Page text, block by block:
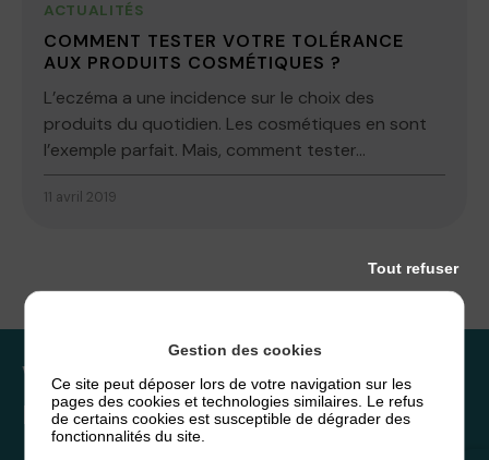
ACTUALITÉS
COMMENT TESTER VOTRE TOLÉRANCE
AUX PRODUITS COSMÉTIQUES ?
L’eczéma a une incidence sur le choix des
produits du quotidien. Les cosmétiques en sont
l’exemple parfait. Mais, comment tester...
11 avril 2019
Vous souhaitez rejoindre
l’association ou faire un don ?
Gestion des cookies
Ce site peut déposer lors de votre navigation sur les
pages des cookies et technologies similaires. Le refus
de certains cookies est susceptible de dégrader des
fonctionnalités du site.
Tout refuser